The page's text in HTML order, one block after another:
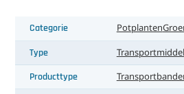
Categorie Potplanten
Type
Producttype